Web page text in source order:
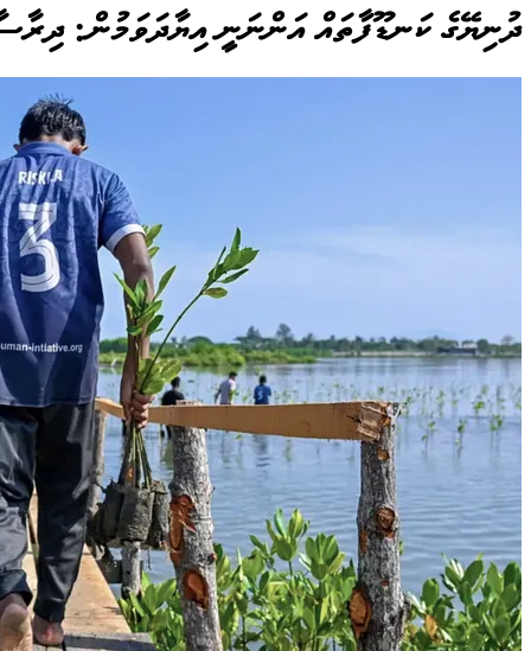
ދުނިޔޭގެ ކަނޑޫފާތައް އަންނަނީ އިޔާދަވަމުން: